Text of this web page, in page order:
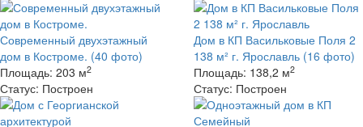
Современный двухэтажный
дом в Костроме. (40 фото)
Площадь: 203 м2
Статус: Построен
Дом в КП Васильковые Поля 2
138 м² г. Ярославль (16 фото)
Площадь: 138,2 м2
Статус: Построен